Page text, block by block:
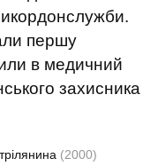
першу
в медичний
захисника
(2000)